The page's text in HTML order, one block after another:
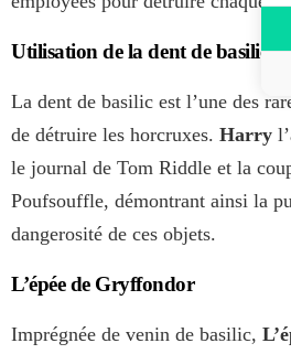
Utilisation de la dent de basilic
La dent de basilic est l’une des
de détruire les horcruxes. Harry
le journal de Tom Riddle et la
Poufsouffle, démontrant ainsi la
dangerosité de ces objets.
L’épée de Gryffondor
Imprégnée de venin de basilic,